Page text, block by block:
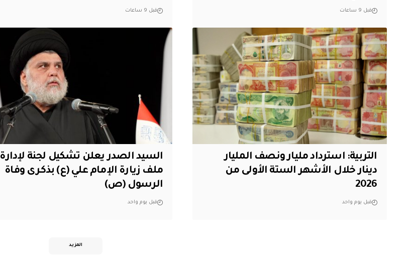
قبل 9 ساعات قبل 9 ساعات
التربية: استرداد مليار ونصف المليار
دينار خلال الأشهر الستة الأولى من
2026
قبل يوم واحد
السيد الصدر يعلن تشكيل لجنة لإدارة
ملف زيارة الإمام علي (ع) بذكرى وفاة
الرسول (ص)
قبل يوم واحد
المزيد